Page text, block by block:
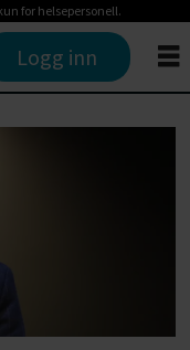
for helsepersonell.
Logg inn